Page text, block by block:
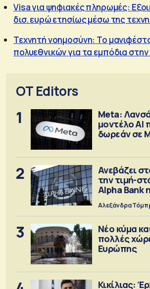
Visa για ψηφιακές πληρωμές:
δισ. ευρώ ετησίως μέσω της
Τεχνητή νοημοσύνη: Το
πολυεθνικών για τα εμπόδια στην
OT Editors
1
Meta:
μοντέλο ΑΙ
δωρεάν σε
2
Ανεβάζει
την τιμή-
Alpha Bank
Αλεξάνδρα
3
Νέο κύμα
πολλές
Ευρώπης
Κικίλιας: